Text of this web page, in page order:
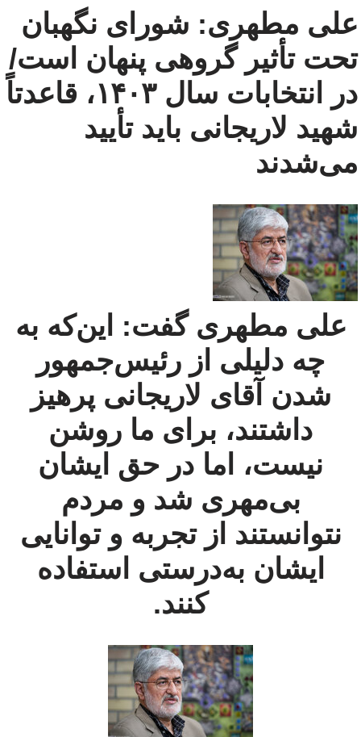
علی مطهری: شورای نگهبان
تحت تأثیر گروهی پنهان است/
در انتخابات سال ۱۴۰۳، قاعدتاً
شهید لاریجانی باید تأیید
می‌شدند
علی مطهری گفت: این‌که به
چه دلیلی از رئیس‌جمهور
شدن آقای لاریجانی پرهیز
داشتند، برای ما روشن
نیست، اما در حق ایشان
بی‌مهری شد و مردم
نتوانستند از تجربه و توانایی
ایشان به‌درستی استفاده
کنند.